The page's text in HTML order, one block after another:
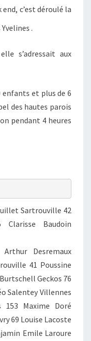
end, c’est déroulé la
.
s’adressait aux
enfants et plus de 6
des hautes parois
pendant 4 heures
Sartrouville 42
Clarisse Baudoin
Desremaux
41 Poussine
Geckos 76
Salentey Villennes
153 Maxime Doré
69 Louise Lacoste
Emile Laroure